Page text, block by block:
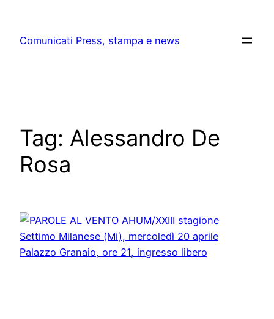
content
Comunicati Press, stampa e news
Tag: Alessandro De
Rosa